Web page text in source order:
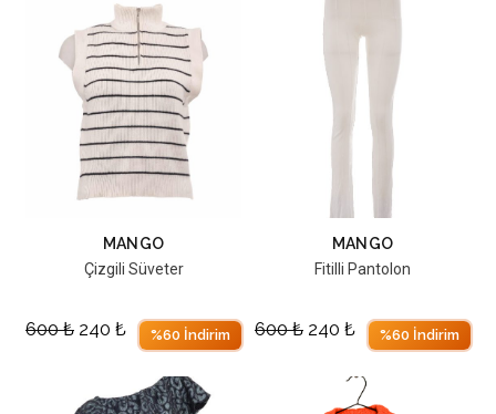
MANGO
Çizgili Süveter
600₺ 240 ₺ %60 İndirim
MANGO
Fitilli Pantolon
600₺ 240 ₺ %60 İndirim